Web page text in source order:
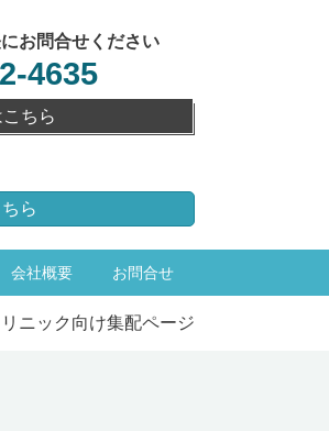
にお問合せください
4635
ちら
ら
会社概要 お問合せ
ニック向け集配ページ